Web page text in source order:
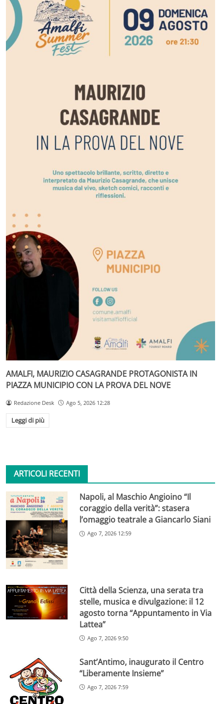
AMALFI, MAURIZIO CASAGRANDE PROTAGONISTA IN
PIAZZA MUNICIPIO CON LA PROVA DEL NOVE
Redazione Desk Ago 5, 2026 12:28
Leggi di più
ARTICOLI RECENTI
Napoli, al Maschio Angioino “Il
coraggio della verità”: stasera
l’omaggio teatrale a Giancarlo Siani
Ago 7, 2026 12:59
Città della Scienza, una serata tra
stelle, musica e divulgazione: il 12
agosto torna “Appuntamento in Via
Lattea”
Ago 7, 2026 9:50
Sant’Antimo, inaugurato il Centro
“Liberamente Insieme”
Ago 7, 2026 7:59